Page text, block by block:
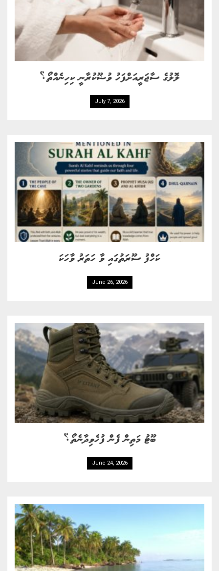
ލޮލުގެ ސާޖަރީއަށްފަހު ވުޟޫކުރާނީ ކިހިނެއްތޯ؟
July 7, 2026
ކަހްފު ސޫރަތުގައި ވާ ހަތަރު ވާހަކަ
June 26, 2026
ބޫޓު މަތިން ފެން ފުހެވިދާނެތޯ؟
June 24, 2026